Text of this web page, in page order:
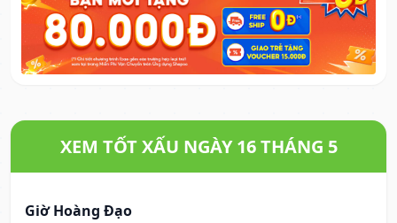
XEM TỐT XẤU NGÀY 16 THÁNG 5
Giờ Hoàng Đạo